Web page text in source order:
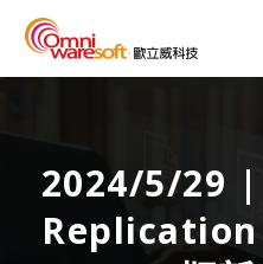
2024/5/29
Replication